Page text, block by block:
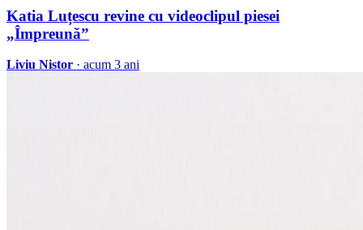
Katia Luțescu revine cu videoclipul piesei
„Împreună”
Liviu Nistor · acum 3 ani